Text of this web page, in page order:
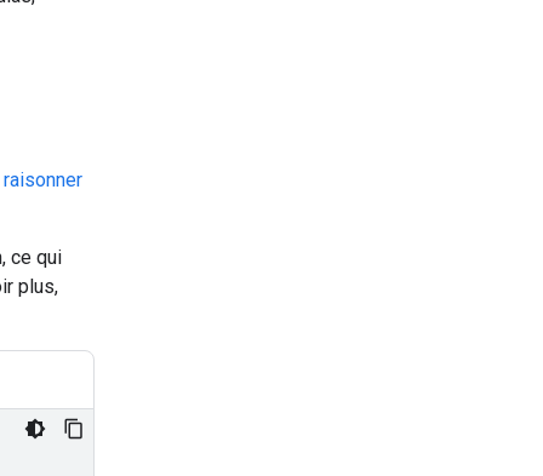
ce qui
plus,